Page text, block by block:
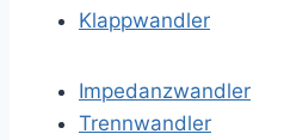
Klappwandler
Impedanzwandler
Trennwandler